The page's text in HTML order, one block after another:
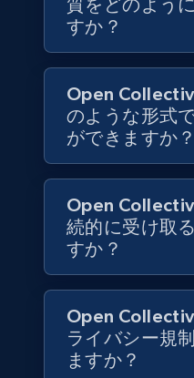
Walmart - products
URL, Final price, Sku,
Specifications, Image
more.
5.6K+
TikTok Shop
URL, Title, Available,
質をどのよう
すか？
Open
のような形式
ができますか？
Open
続的に受け取
すか？
Open
ライバシー規
ますか？